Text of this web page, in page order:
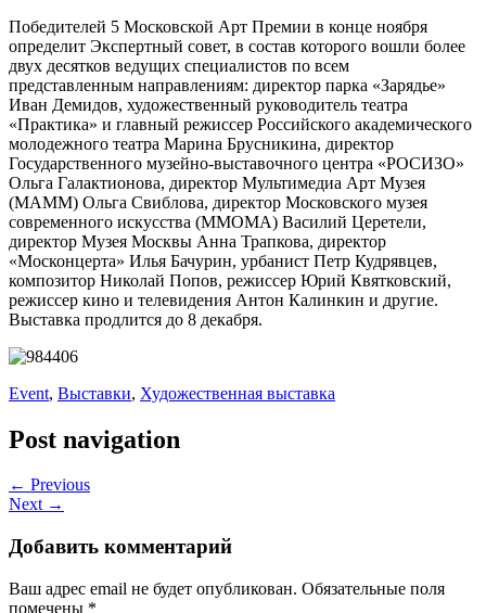
Победителей 5 Московской Арт Премии в конце ноября
определит Экспертный совет, в состав которого вошли более
двух десятков ведущих специалистов по всем
представленным направлениям: директор парка «Зарядье»
Иван Демидов, художественный руководитель театра
«Практика» и главный режиссер Российского академического
молодежного театра Марина Брусникина, директор
Государственного музейно-выставочного центра «РОСИЗО»
Ольга Галактионова, директор Мультимедиа Арт Музея
(МАММ) Ольга Свиблова, директор Московского музея
современного искусства (ММОМА) Василий Церетели,
директор Музея Москвы Анна Трапкова, директор
«Москонцерта» Илья Бачурин, урбанист Петр Кудрявцев,
композитор Николай Попов, режиссер Юрий Квятковский,
режиссер кино и телевидения Антон Калинкин и другие.
Выставка продлится до 8 декабря.
Event, Выставки, Художественная выставка
Post navigation
← Previous
Next →
Добавить комментарий
Ваш адрес email не будет опубликован. Обязательные поля
помечены *